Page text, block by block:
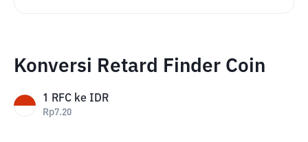
Konversi Retard Finder Coin
1 RFC ke IDR
Rp7.20